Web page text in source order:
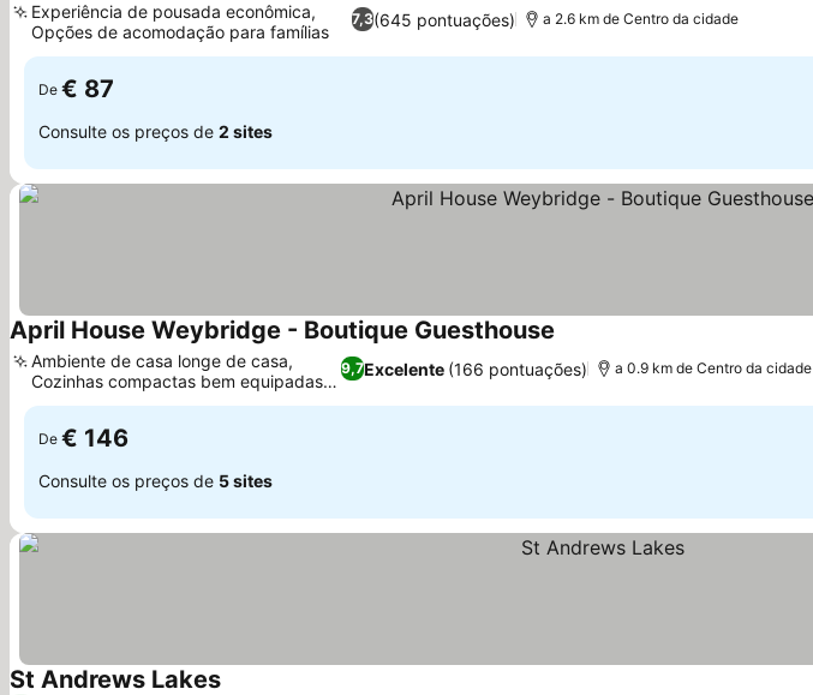
7,3(645 pontuações)
Experiência de pousada econômica,
Opções de acomodação para famílias
a 2.6 km de Centro da cidade
De € 87
Consulte os preços de 2 sites
April House Weybridge - Boutique Guesthouse
9,7Excelente (166 pontuações)
Ambiente de casa longe de casa,
Cozinhas compactas bem equipadas
no quarto
a 0.9 km de Centro da cidade
De € 146
Consulte os preços de 5 sites
St Andrews Lakes